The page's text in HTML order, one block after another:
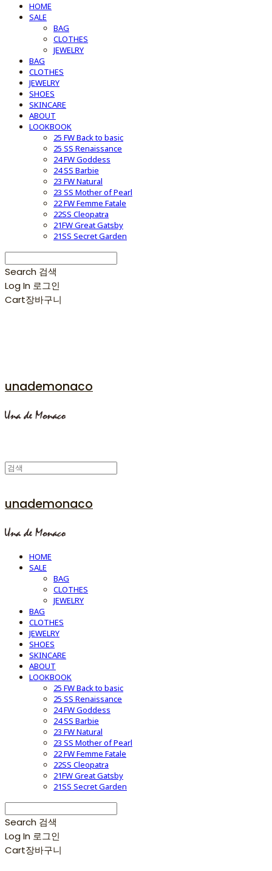
HOME
SALE
BAG
CLOTHES
JEWELRY
BAG
CLOTHES
JEWELRY
SHOES
SKINCARE
ABOUT
LOOKBOOK
25 FW Back to basic
25 SS Renaissance
24 FW Goddess
24 SS Barbie
23 FW Natural
23 SS Mother of Pearl
22 FW Femme Fatale
22SS Cleopatra
21FW Great Gatsby
21SS Secret Garden
Search 검색
Log In 로그인
Cart장바구니
unademonaco
unademonaco
HOME
SALE
BAG
CLOTHES
JEWELRY
BAG
CLOTHES
JEWELRY
SHOES
SKINCARE
ABOUT
LOOKBOOK
25 FW Back to basic
25 SS Renaissance
24 FW Goddess
24 SS Barbie
23 FW Natural
23 SS Mother of Pearl
22 FW Femme Fatale
22SS Cleopatra
21FW Great Gatsby
21SS Secret Garden
Search 검색
Log In 로그인
Cart장바구니